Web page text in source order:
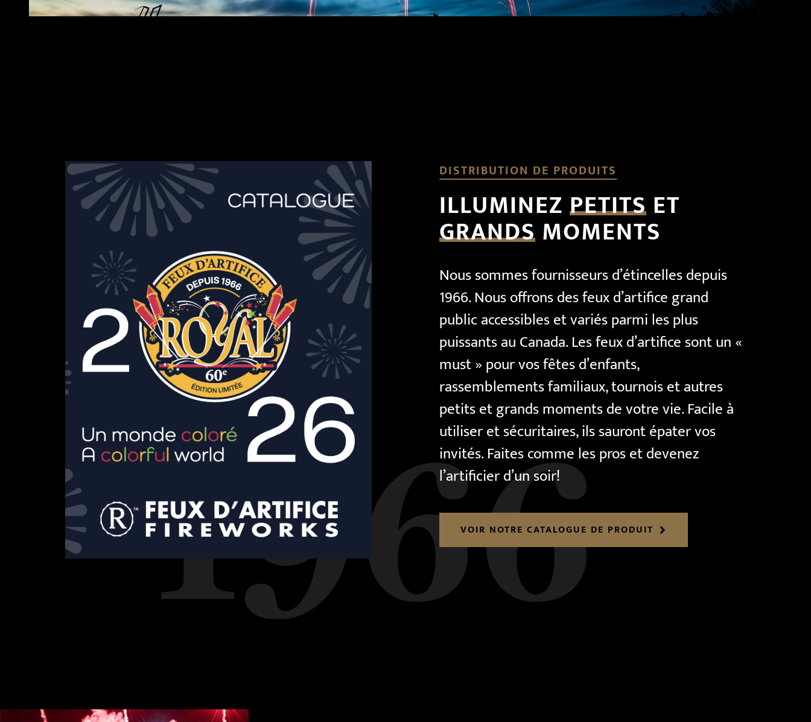
DISTRIBUTION DE PRODUITS
ILLUMINEZPETITSET
GRANDSMOMENTS
Nous sommes fournisseurs d’étincelles depuis
1966. Nous offrons des feux d’artifice grand
public accessibles et variés parmi les plus
puissants au Canada. Les feux d’artifice sont un «
must » pour vos fêtes d’enfants,
rassemblements familiaux, tournois et autres
petits et grands moments de votre vie. Facile à
utiliser et sécuritaires, ils sauront épater vos
invités. Faites comme les pros et devenez
l’artificier d’un soir!
VOIR NOTRE CATALOGUE DE PRODUIT